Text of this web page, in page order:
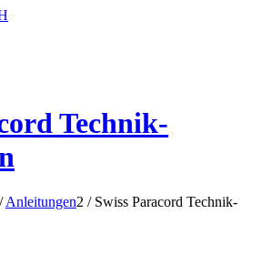
Technik-
/ Anleitungen2 / Swiss Paracord Technik-